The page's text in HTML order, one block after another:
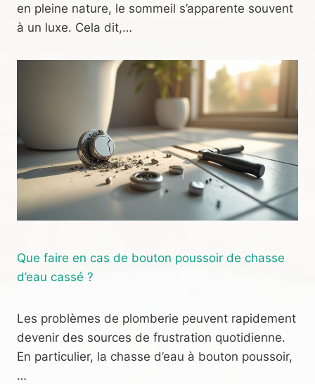
en pleine nature, le sommeil s’apparente souvent
à un luxe. Cela dit,…
Que faire en cas de bouton poussoir de chasse
d’eau cassé ?
Les problèmes de plomberie peuvent rapidement
devenir des sources de frustration quotidienne.
En particulier, la chasse d’eau à bouton poussoir,
…